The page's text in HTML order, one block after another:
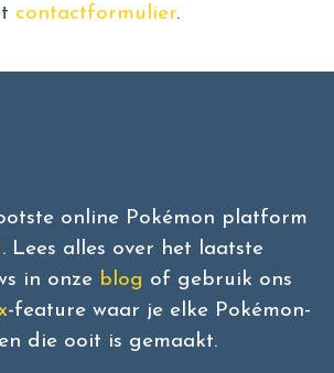
contactformulier.
online Pokémon platform
Lees alles over het laatste
in onze blog of gebruik ons
-feature waar je elke Pokémon-
die ooit is gemaakt.